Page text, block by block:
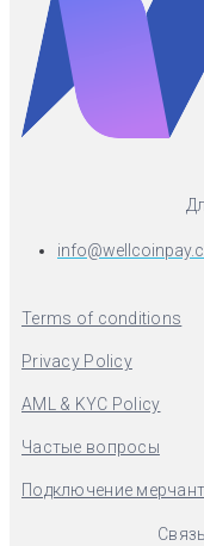
Terms of conditions
Privacy Policy
AML & KYC Policy
Частые вопросы
Подключение